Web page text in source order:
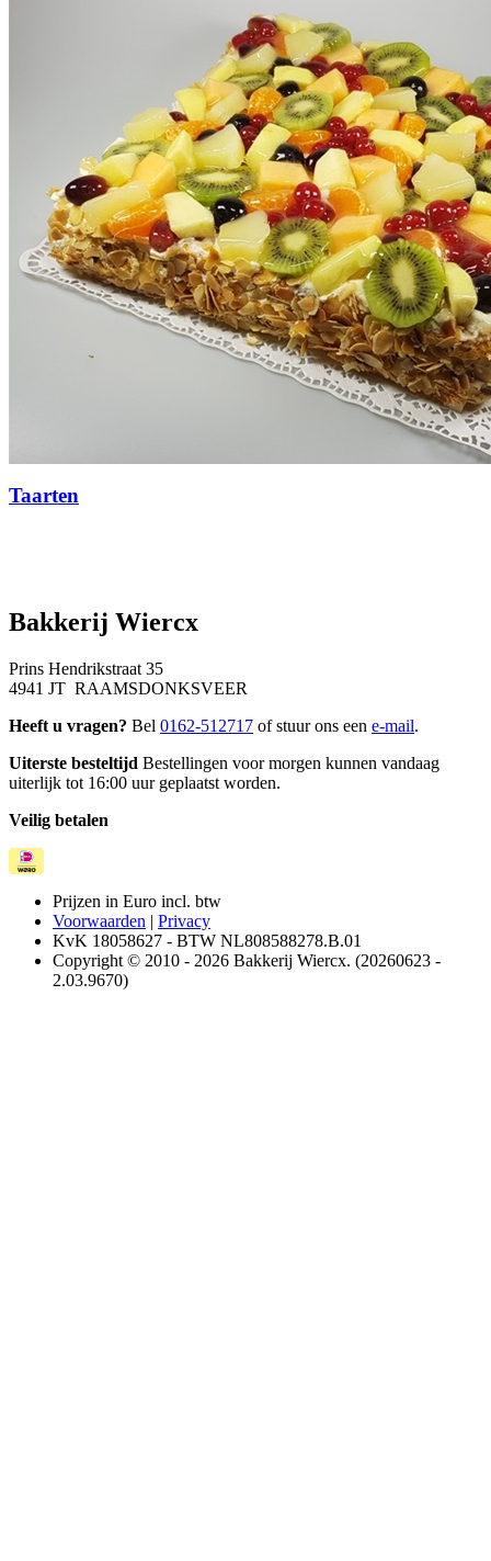
Taarten
Bakkerij Wiercx
Prins Hendrikstraat 35
4941 JT RAAMSDONKSVEER
Heeft u vragen? Bel 0162-512717 of stuur ons een e-mail.
Uiterste besteltijd Bestellingen voor morgen kunnen vandaag
uiterlijk tot 16:00 uur geplaatst worden.
Veilig betalen
Prijzen in Euro incl. btw
Voorwaarden | Privacy
KvK 18058627 - BTW NL808588278.B.01
Copyright © 2010 - 2026 Bakkerij Wiercx. (20260623 -
2.03.9670)